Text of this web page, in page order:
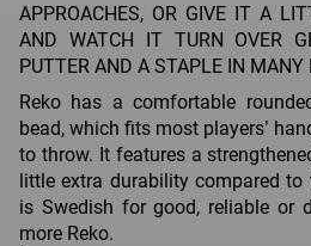
APPROACHES, OR GIVE IT A
AND WATCH IT TURN OVER
PUTTER AND A STAPLE IN MANY
Reko has a comfortable
bead, which fits most players’
to throw. It features a
little extra durability compared to
is Swedish for good, reliable or
more Reko.